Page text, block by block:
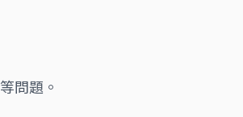
問題。